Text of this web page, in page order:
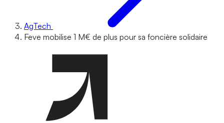
AgTech
Feve mobilise 1 M€ de plus pour sa foncière solidaire